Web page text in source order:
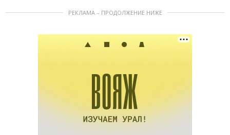
РЕКЛАМА – ПРОДОЛЖЕНИЕ НИЖЕ